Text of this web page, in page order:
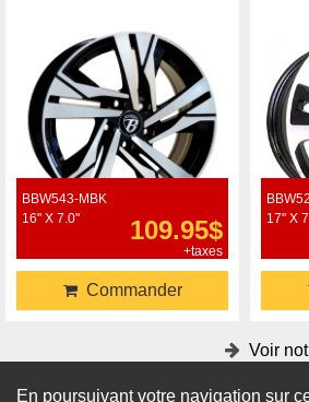
BBW543-MBK
16" X 7.0"
109.95$
+taxes
Commander
17" X
Voir
En poursuivant votre navigation sur